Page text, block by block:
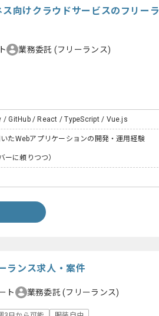
向けクラウドサービスのフリーラ
業務委託 (フリーランス)
/ GitHub / React / TypeScript / Vue.js
たWebアプリケーションの開発・運用経験
ーに頼りつつ）
ランス求人・案件
ト 業務委託(フリーランス)